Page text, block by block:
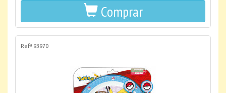
Comprar
Refª 93970